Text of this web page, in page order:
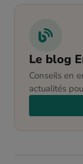
Le blog
Conseils en
actualités